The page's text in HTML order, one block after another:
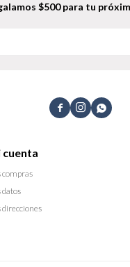
  
cuenta
compras
datos
direcciones
$500 para tu